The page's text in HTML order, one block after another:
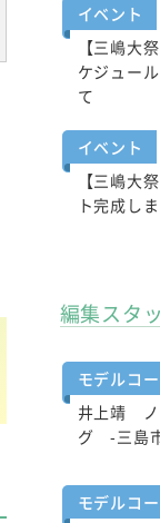
イベント
【三嶋大
ケジュー
て
イベント
【三嶋大
ト完成し
編集スタ
モデルコ
井上靖 ノ
グ -三島
モデルコ